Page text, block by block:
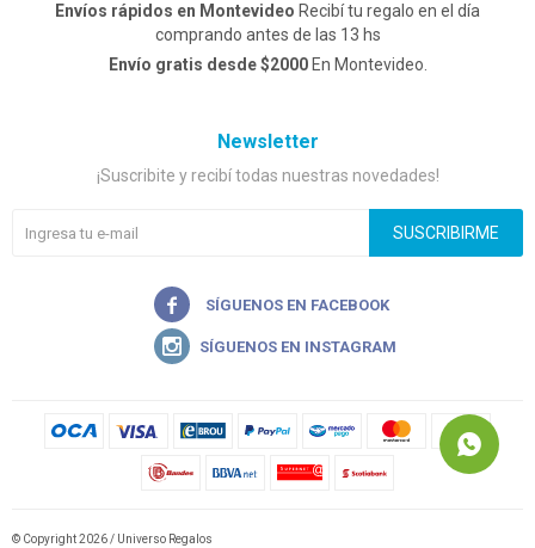
Envíos rápidos en Montevideo Recibí tu regalo en el día
comprando antes de las 13 hs
Envío gratis desde $2000En Montevideo.
Newsletter
¡Suscribite y recibí todas nuestras novedades!
SUSCRIBIRME


© Copyright 2026 / Universo Regalos